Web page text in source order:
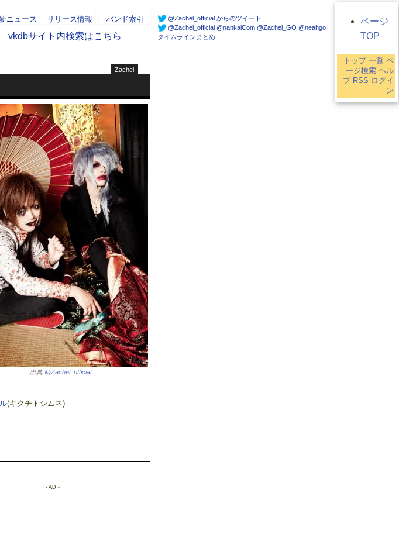
ニュース リリース情報 バンド索引
vkdbサイト内検索はこちら
Zachel
出典:@Zachel_official
(キクチトシムネ)
- AD -
@Zachel_official からのツイート
@Zachel_official @nankaiCom @Zachel_GO @neahgo
タイムラインまとめ
ページ
TOP
トップ 一覧 ペ
ージ検索 ヘル
プ RSS ログイ
ン